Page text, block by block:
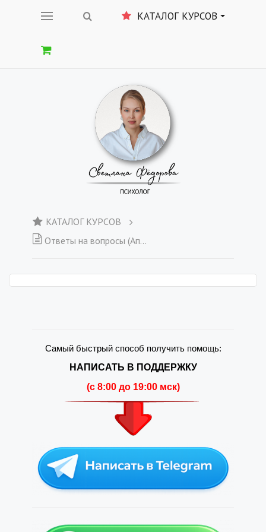
КАТАЛОГ КУРСОВ
КАТАЛОГ КУРСОВ
Ответы на вопросы (Апрель)
Самый быстрый способ получить помощь:
НАПИСАТЬ В ПОДДЕРЖКУ
(c 8:00 до 19:00 мск)